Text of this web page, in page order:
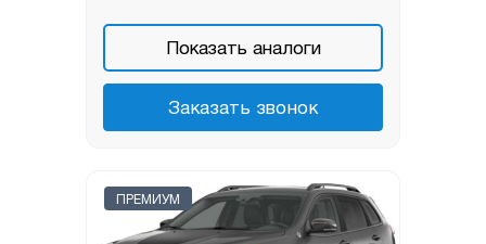
Показать аналоги
Заказать звонок
ПРЕМИУМ